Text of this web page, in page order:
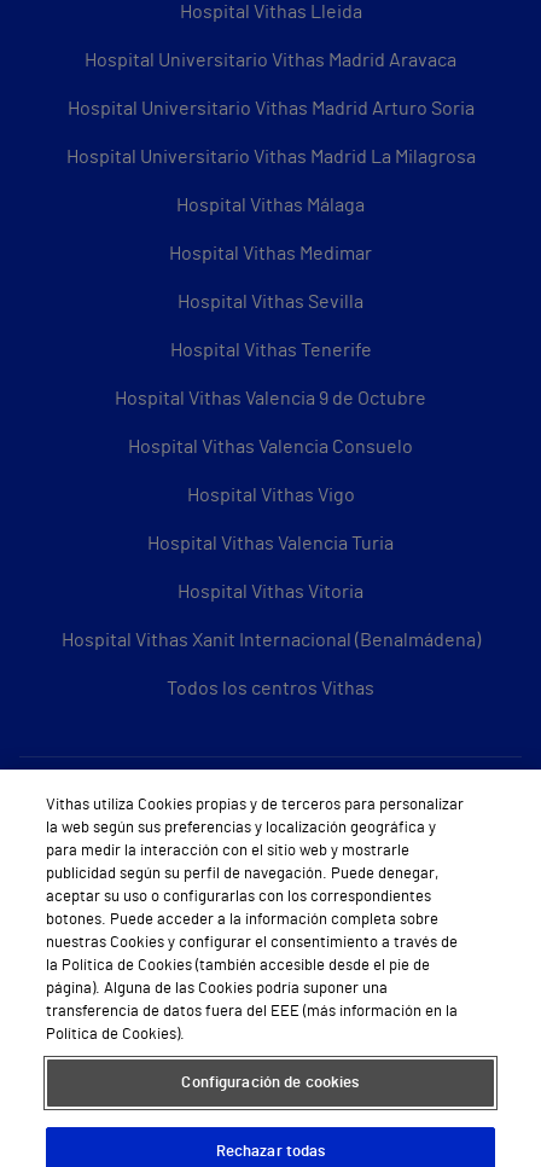
Hospital Vithas Lleida
Hospital Universitario Vithas Madrid Aravaca
Hospital Universitario Vithas Madrid Arturo Soria
Hospital Universitario Vithas Madrid La Milagrosa
Hospital Vithas Málaga
Hospital Vithas Medimar
Hospital Vithas Sevilla
Hospital Vithas Tenerife
Hospital Vithas Valencia 9 de Octubre
Hospital Vithas Valencia Consuelo
Hospital Vithas Vigo
Hospital Vithas Valencia Turia
Hospital Vithas Vitoria
Hospital Vithas Xanit Internacional (Benalmádena)
Todos los centros Vithas
Sobre Vithas
Quiénes somos
Trabajar en Vithas
Teléfono Cita Médica
Teléfono Atención al Cliente
Política de seguridad y salud en el trabajo
Conoce a Supervita
Vithas utiliza Cookies propias y de terceros para personalizar
la web según sus preferencias y localización geográfica y
para medir la interacción con el sitio web y mostrarle
publicidad según su perfil de navegación. Puede denegar,
aceptar su uso o configurarlas con los correspondientes
botones. Puede acceder a la información completa sobre
nuestras Cookies y configurar el consentimiento a través de
la Política de Cookies (también accesible desde el pie de
página). Alguna de las Cookies podría suponer una
transferencia de datos fuera del EEE (más información en la
Política de Cookies).
Configuración de cookies
Rechazar todas